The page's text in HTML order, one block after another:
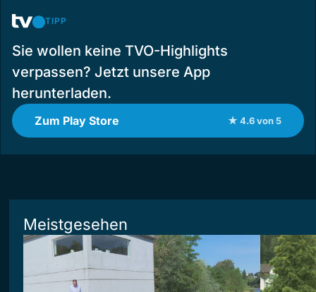
TIPP
Sie wollen keine TVO-Highlights
verpassen? Jetzt unsere App
herunterladen.
Zum Play Store ★ 4.6 von 5
Meistgesehen